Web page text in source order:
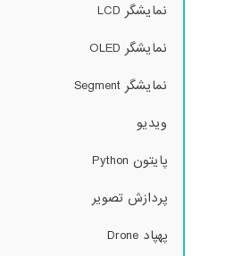
نمایشگر LCD
نمایشگر OLED
نمایشگر Segment
ویدیو
پایتون Python
پردازش تصویر
پهپاد Drone